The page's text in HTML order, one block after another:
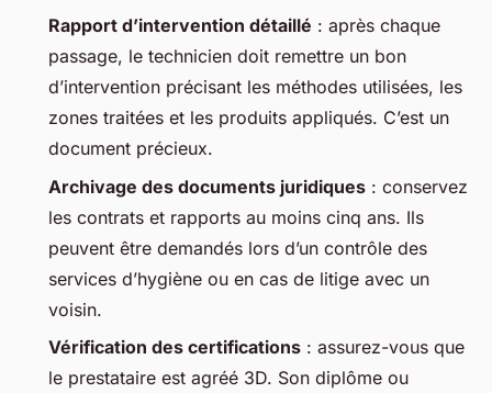
Rapport d’intervention détaillé : après chaque
passage, le technicien doit remettre un bon
d’intervention précisant les méthodes utilisées, les
zones traitées et les produits appliqués. C’est un
document précieux.
Archivage des documents juridiques : conservez
les contrats et rapports au moins cinq ans. Ils
peuvent être demandés lors d’un contrôle des
services d’hygiène ou en cas de litige avec un
voisin.
Vérification des certifications : assurez-vous que
le prestataire est agréé 3D. Son diplôme ou